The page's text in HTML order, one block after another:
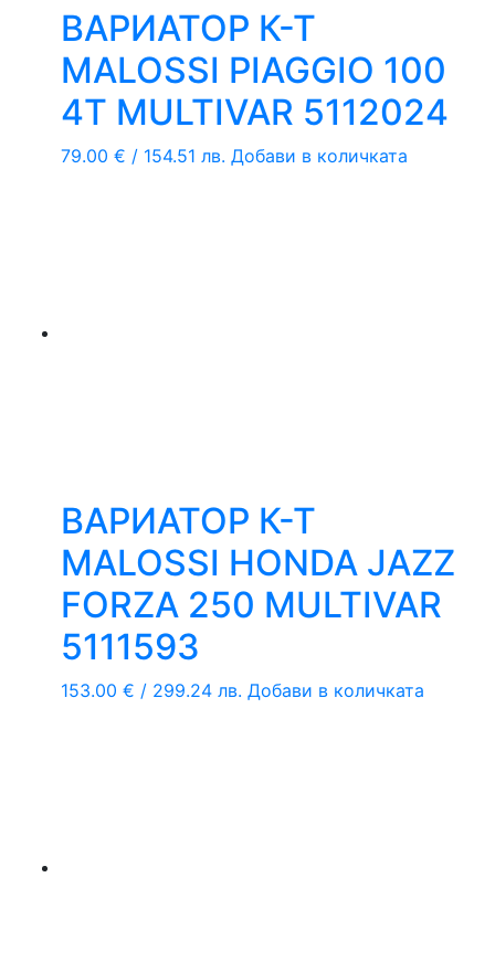
ВАРИАТОР К-Т
MALOSSI PIAGGIO 100
4T MULTIVAR 5112024
79.00 € / 154.51 лв. Добави в количката
ВАРИАТОР К-Т
MALOSSI HONDA JAZZ
FORZA 250 MULTIVAR
5111593
153.00 € / 299.24 лв. Добави в количката